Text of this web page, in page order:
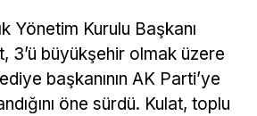
Yönetim Kurulu Başkanı
3’ü büyükşehir olmak üzere
başkanının AK Parti’ye
öne sürdü. Kulat, toplu